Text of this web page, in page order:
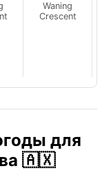
Waning
Crescent
для
ва 🇦🇽